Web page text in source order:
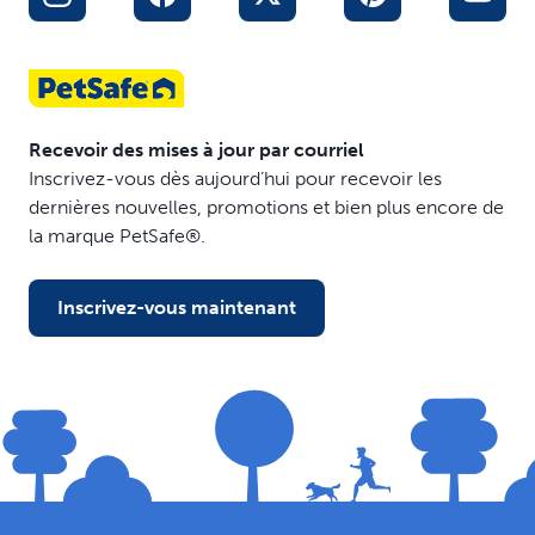
Recevoir des mises à jour par courriel
Inscrivez-vous dès aujourd’hui pour recevoir les
dernières nouvelles, promotions et bien plus encore de
la marque PetSafe®.
Inscrivez-vous maintenant